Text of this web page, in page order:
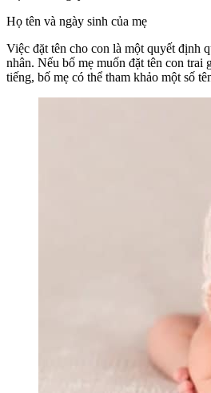
Họ tên và ngày sinh của mẹ
Việc đặt tên cho con là một quyết định
nhân. Nếu bố mẹ muốn đặt tên con trai
tiếng, bố mẹ có thể tham khảo một số